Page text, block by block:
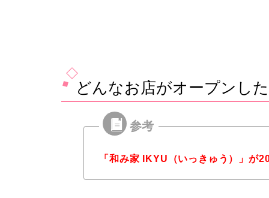
どんなお店がオープンし
「和み家 IKYU（いっきゅう）」が